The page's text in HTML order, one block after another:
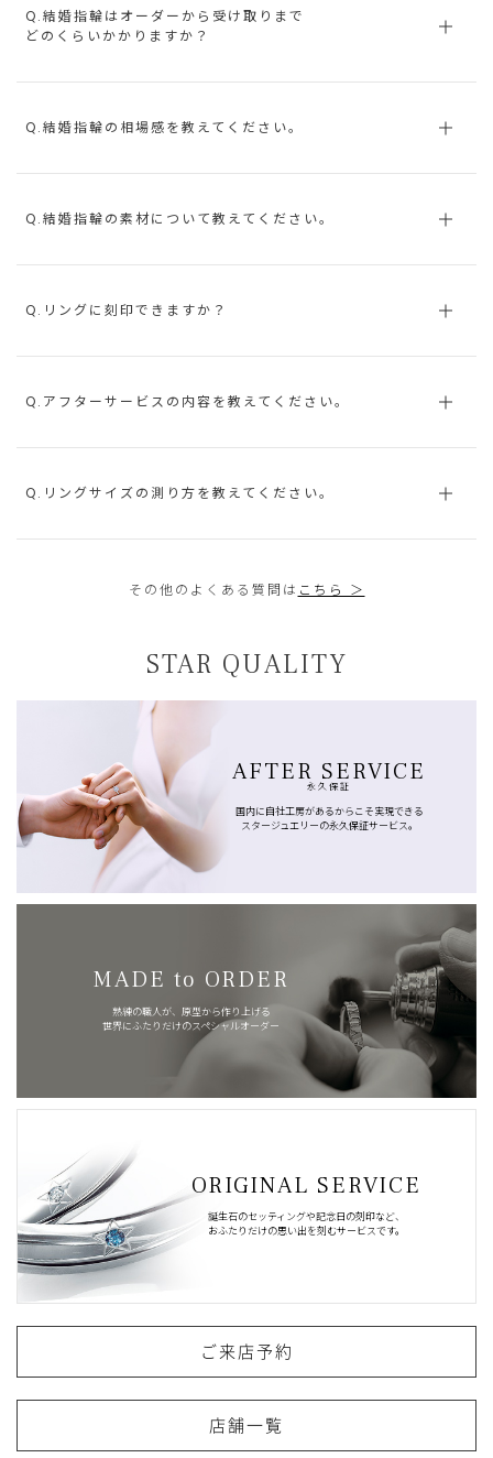
Q.結婚指輪はオーダーから受け取りまで
どのくらいかかりますか？
Q.結婚指輪の相場感を教えてください。
Q.結婚指輪の素材について教えてください。
Q.リングに刻印できますか？
Q.アフターサービスの内容を教えてください。
Q.リングサイズの測り方を教えてください。
その他のよくある質問は こちら ＞
STAR QUALITY
AFTER SERVICE
永久保証
国内に自社工房があるからこそ実現できる
スタージュエリーの永久保証サービス。
MADE to ORDER
熟練の職人が、原型から作り上げる
世界にふたりだけのスペシャルオーダー
ORIGINAL SERVICE
誕生石のセッティングや記念日の刻印など、
おふたりだけの思い出を刻むサービスです。
ご来店予約
店舗一覧